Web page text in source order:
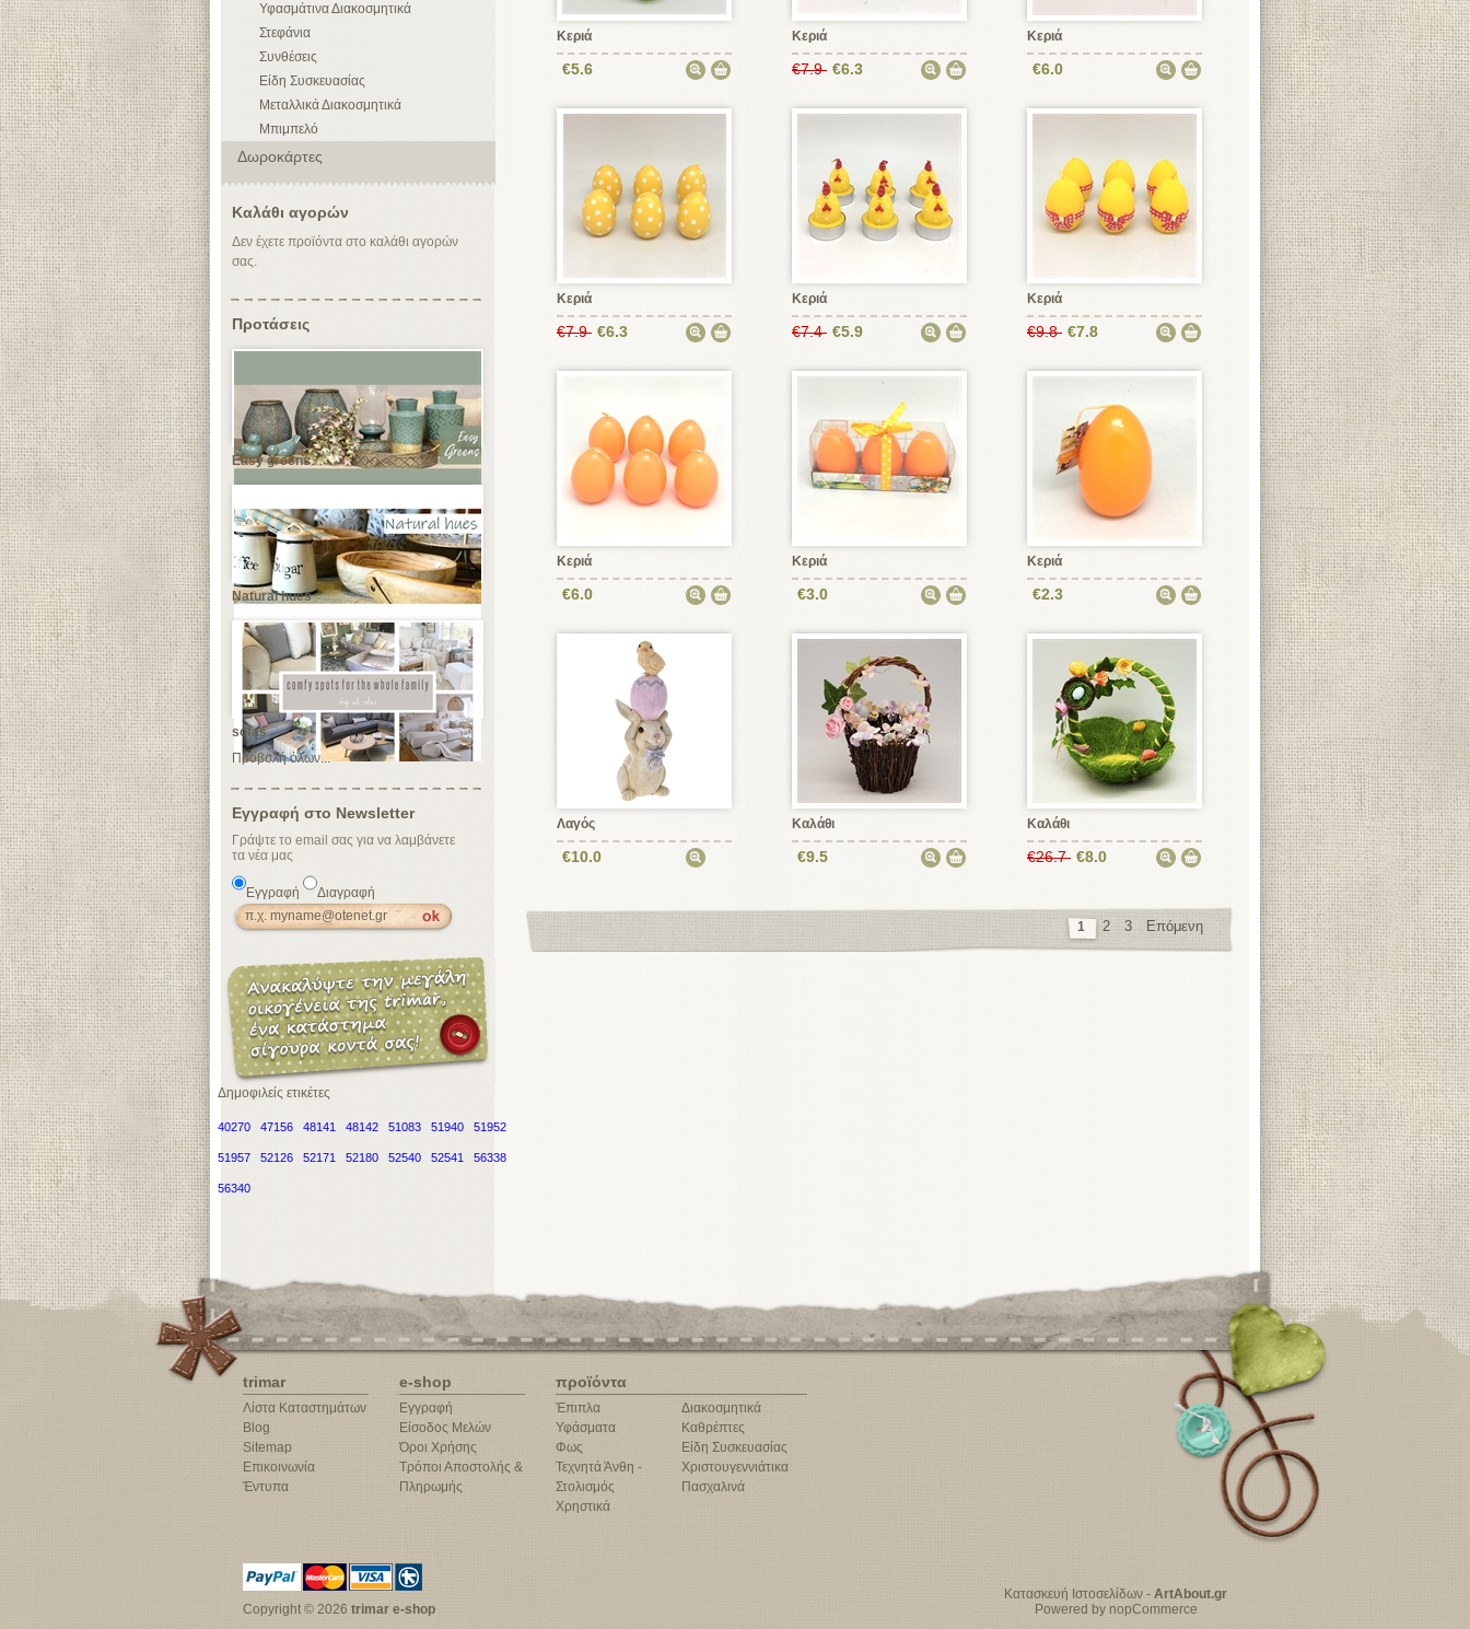
Υφασμάτινα Διακοσμητικά
Στεφάνια
Συνθέσεις
Είδη Συσκευασίας
Μεταλλικά Διακοσμητικά
Μπιμπελό
Δωροκάρτες
Καλάθι αγορών
Δεν έχετε προϊόντα στο καλάθι αγορών
σας.
Προτάσεις
Easy greens
Natural hues
sofas
Προβολή όλων...
Εγγραφή στο Newsletter
Γράψτε το email σας για να λαμβάνετε
τα νέα μας
Εγγραφή Διαγραφή
Δημοφιλείς ετικέτες
40270 47156 48141 48142 51083 51940 51952
51957 52126 52171 52180 52540 52541 56338
56340
Κεριά
€5.6
Κεριά
€7.9 €6.3
Κεριά
€6.0
Κεριά
€7.9 €6.3
Κεριά
€7.4 €5.9
Κεριά
€9.8 €7.8
Κεριά
€6.0
Κεριά
€3.0
Κεριά
€2.3
Λαγός
€10.0
Καλάθι
€9.5
Καλάθι
€26.7 €8.0
1 2 3 Επόμενη
trimar
Λίστα Καταστημάτων
Blog
Sitemap
Επικοινωνία
Έντυπα
e-shop
Εγγραφή
Είσοδος Μελών
Όροι Χρήσης
Τρόποι Αποστολής &
Πληρωμής
προϊόντα
Έπιπλα
Υφάσματα
Φως
Τεχνητά Άνθη -
Στολισμός
Χρηστικά
Διακοσμητικά
Καθρέπτες
Είδη Συσκευασίας
Χριστουγεννιάτικα
Πασχαλινά
Copyright © 2026 trimar e-shop
Κατασκευή Ιστοσελίδων - ArtAbout.gr
Powered by nopCommerce